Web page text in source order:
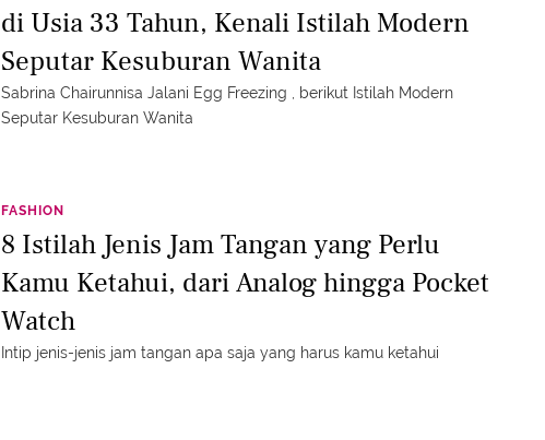
di Usia 33 Tahun, Kenali Istilah Modern
Seputar Kesuburan Wanita
Sabrina Chairunnisa Jalani Egg Freezing , berikut Istilah Modern
Seputar Kesuburan Wanita
FASHION
8 Istilah Jenis Jam Tangan yang Perlu
Kamu Ketahui, dari Analog hingga Pocket
Watch
Intip jenis-jenis jam tangan apa saja yang harus kamu ketahui